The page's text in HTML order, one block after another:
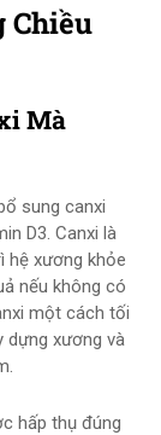
Chiều
Mà
sung canxi
D3. Canxi là
hệ xương khỏe
nếu không có
một cách tối
dựng xương và
hấp thụ đúng